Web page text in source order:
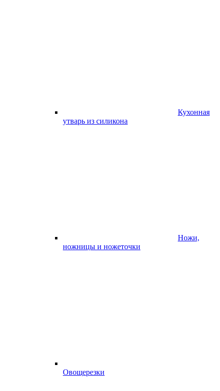
Кухонная
утварь из силикона
Ножи,
ножницы и ножеточки
Овощерезки